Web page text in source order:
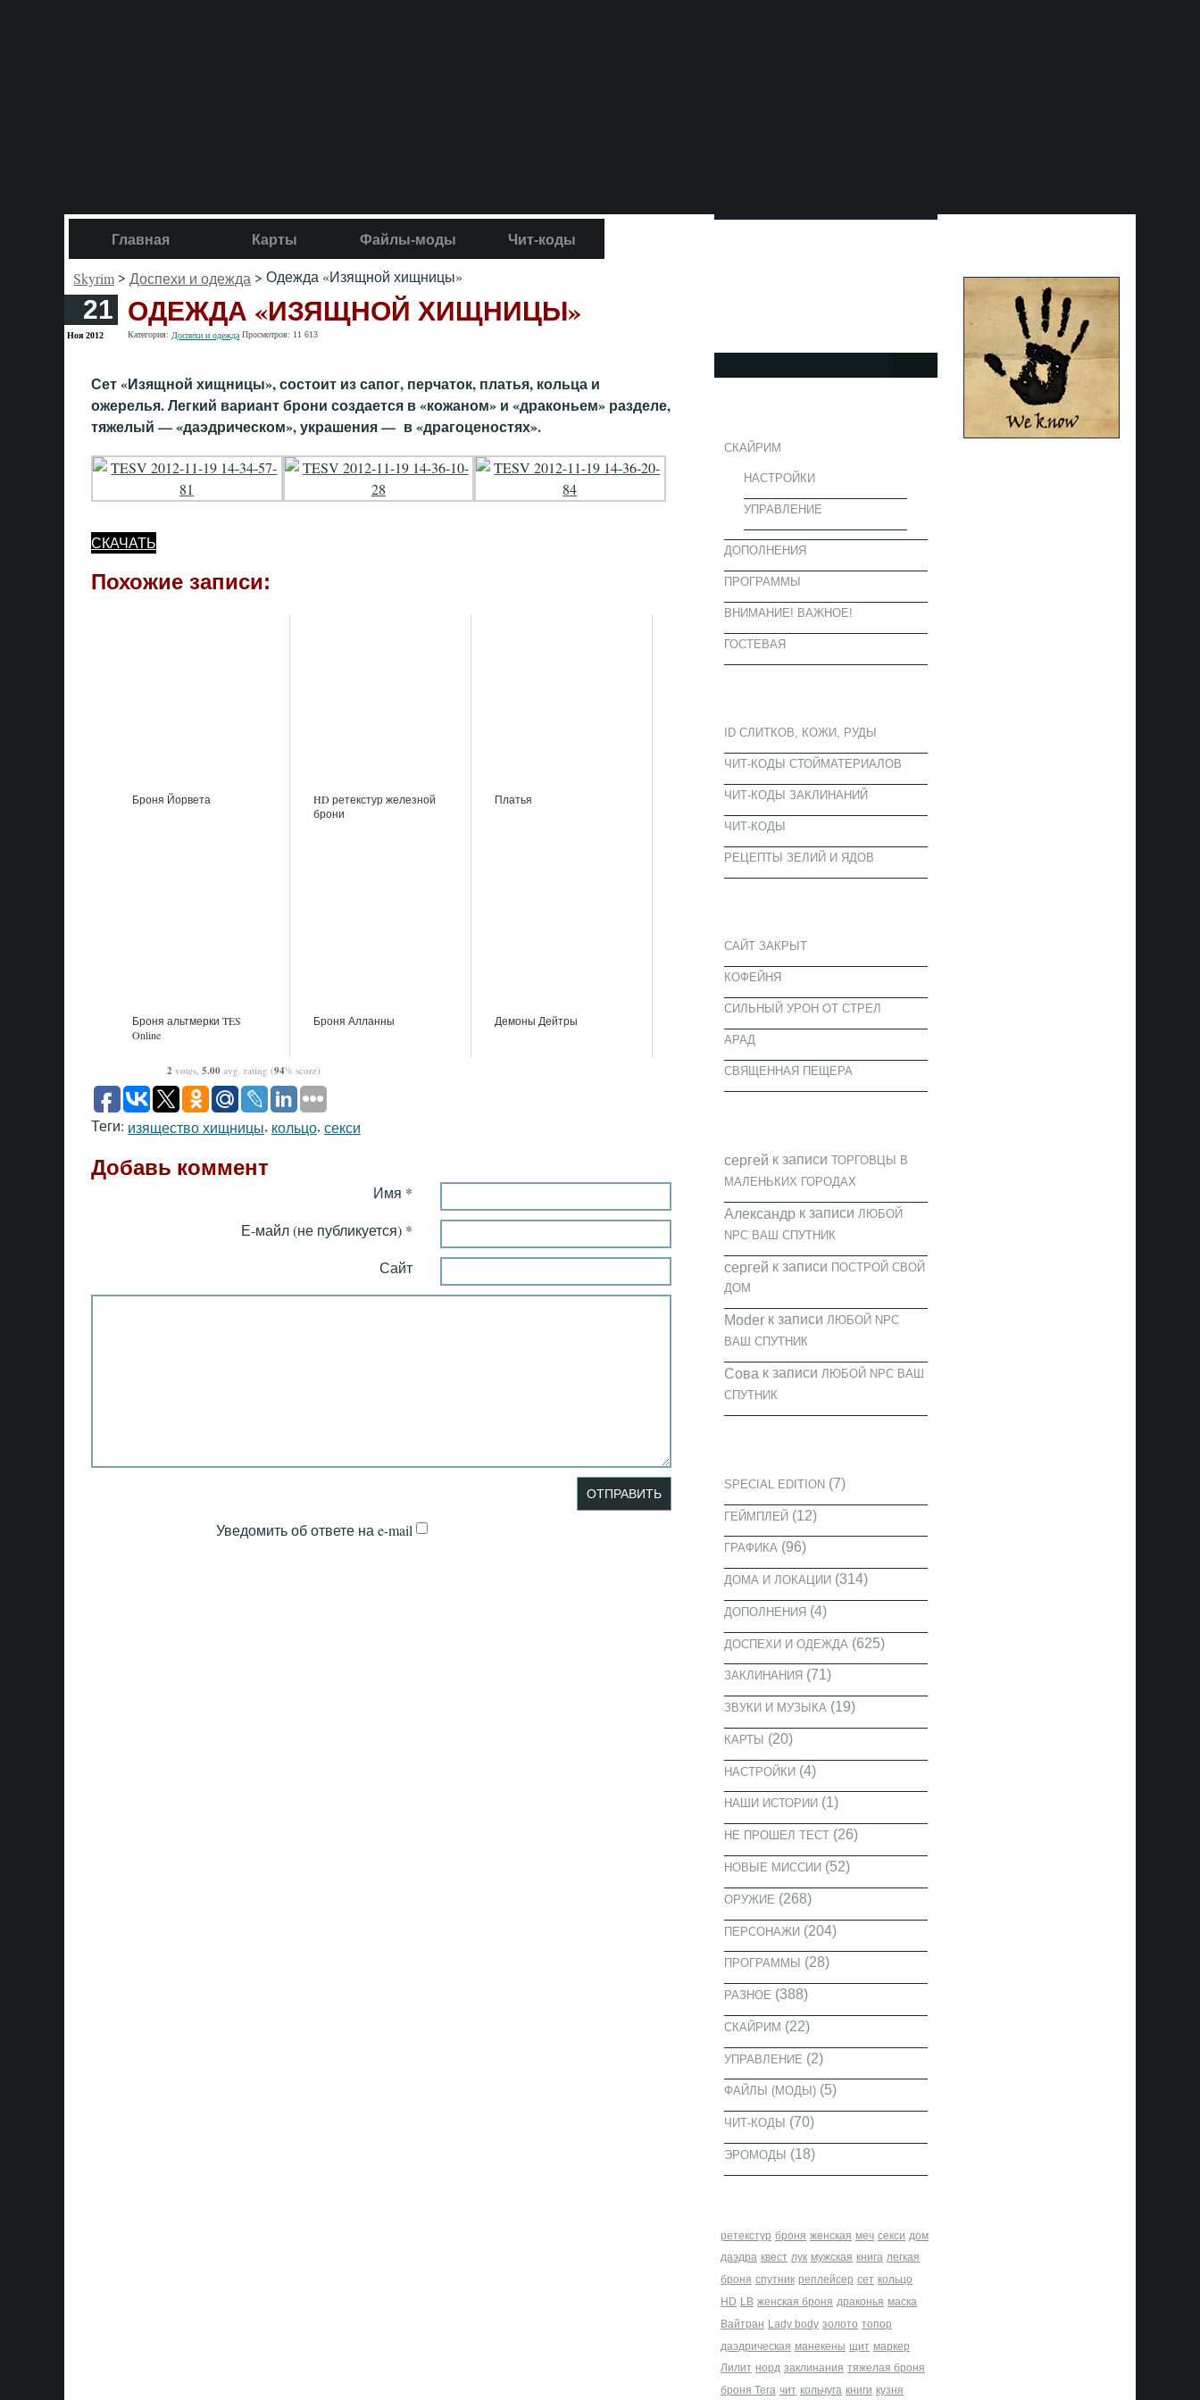
Главная Карты Файлы-моды Чит-коды
Skyrim > Доспехи и одежда > Одежда «Изящной хищницы»
21
Ноя 2012
ОДЕЖДА «ИЗЯЩНОЙ ХИЩНИЦЫ»
Категория: Доспехи и одежда Просмотров: 11 613
Сет «Изящной хищницы», состоит из сапог, перчаток, платья, кольца и
ожерелья. Легкий вариант брони создается в «кожаном» и «драконьем» разделе,
тяжелый — «даэдрическом», украшения — в «драгоценостях».
СКАЧАТЬ
Похожие записи:
Броня Йорвета
HD ретекстур железной
брони
Платья
Броня альтмерки TES
Online
Броня Алланны Демоны Дейтры
2 votes, 5.00 avg. rating (94% score)
Теги: изящество хищницы, кольцо, секси
Добавь коммент
Имя *
Е-майл (не публикуется) *
Сайт
Уведомить об ответе на e-mail
СКАЙРИМ
НАСТРОЙКИ
УПРАВЛЕНИЕ
ДОПОЛНЕНИЯ
ПРОГРАММЫ
ВНИМАНИЕ! ВАЖНОЕ!
ГОСТЕВАЯ
ID СЛИТКОВ, КОЖИ, РУДЫ
ЧИТ-КОДЫ СТОЙМАТЕРИАЛОВ
ЧИТ-КОДЫ ЗАКЛИНАНИЙ
ЧИТ-КОДЫ
РЕЦЕПТЫ ЗЕЛИЙ И ЯДОВ
САЙТ ЗАКРЫТ
КОФЕЙНЯ
CИЛЬНЫЙ УРОН ОТ СТРЕЛ
АРАД
СВЯЩЕННАЯ ПЕЩЕРА
cергей к записи ТОРГОВЦЫ В
МАЛЕНЬКИХ ГОРОДАХ
Александрк записи ЛЮБОЙ
NPC ВАШ СПУТНИК
cергей к записи ПОСТРОЙ СВОЙ
ДОМ
Moderк записи ЛЮБОЙ NPC
ВАШ СПУТНИК
Сова к записи ЛЮБОЙ NPC ВАШ
СПУТНИК
SPECIAL EDITION(7)
ГЕЙМПЛЕЙ(12)
ГРАФИКА (96)
ДОМА И ЛОКАЦИИ(314)
ДОПОЛНЕНИЯ(4)
ДОСПЕХИ И ОДЕЖДА (625)
ЗАКЛИНАНИЯ(71)
ЗВУКИ И МУЗЫКА (19)
КАРТЫ (20)
НАСТРОЙКИ(4)
НАШИ ИСТОРИИ(1)
НЕ ПРОШЕЛ ТЕСТ(26)
НОВЫЕ МИССИИ(52)
ОРУЖИЕ (268)
ПЕРСОНАЖИ(204)
ПРОГРАММЫ (28)
РАЗНОЕ (388)
СКАЙРИМ (22)
УПРАВЛЕНИЕ (2)
ФАЙЛЫ (МОДЫ)(5)
ЧИТ-КОДЫ (70)
ЭРОМОДЫ (18)
ретекстур броня женская меч секси дом
даэдра квест лук мужская книга легкая
броня спутник реплейсер сет кольцо
HD LB женская броня драконья маска
Вайтран Lady body золото топор
даэдрическая манекены щит маркер
Лилит норд заклинания тяжелая броня
броня Tera чит кольчуга книги кузня